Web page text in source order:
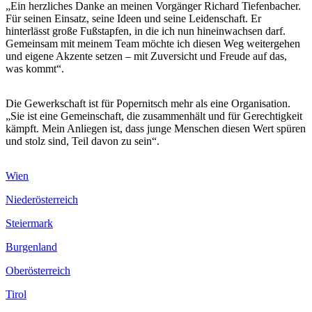
„Ein herzliches Danke an meinen Vorgänger Richard Tiefenbacher.
Für seinen Einsatz, seine Ideen und seine Leidenschaft. Er
hinterlässt große Fußstapfen, in die ich nun hineinwachsen darf.
Gemeinsam mit meinem Team möchte ich diesen Weg weitergehen
und eigene Akzente setzen – mit Zuversicht und Freude auf das,
was kommt“.
Die Gewerkschaft ist für Popernitsch mehr als eine Organisation.
„Sie ist eine Gemeinschaft, die zusammenhält und für Gerechtigkeit
kämpft. Mein Anliegen ist, dass junge Menschen diesen Wert spüren
und stolz sind, Teil davon zu sein“.
Wien
Niederösterreich
Steiermark
Burgenland
Oberösterreich
Tirol